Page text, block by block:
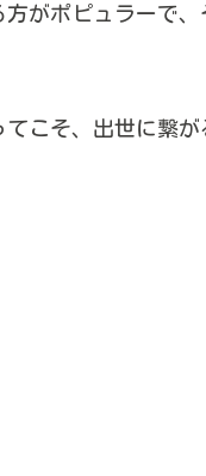
がポピュラーで
こそ、出世に繋が